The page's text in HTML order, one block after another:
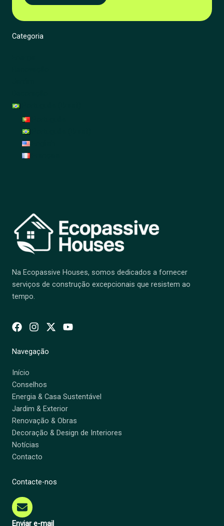
Categoria
Na Ecopassive Houses, somos dedicados a fornecer
serviços de construção excepcionais que resistem ao
tempo.
Navegação
Início
Conselhos
Energia & Casa Sustentável
Jardim & Exterior
Renovação & Obras
Decoração & Design de Interiores
Notícias
Contacto
Contacte-nos
Enviar e-mail